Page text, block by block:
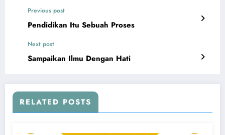
Previous post
Pendidikan Itu Sebuah Proses
Next post
Sampaikan Ilmu Dengan Hati
RELATED POSTS